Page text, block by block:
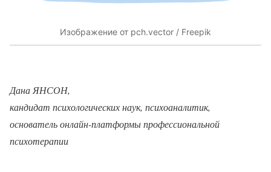
Изображение от pch.vector / Freepik
Дана ЯНСОН,
кандидат психологических наук, психоаналитик,
основатель онлайн-платформы профессиональной
психотерапии